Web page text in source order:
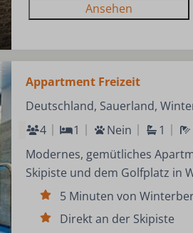
Ansehen
Appartment Freizeit
Deutschland, Sauerland,
4
1 Nein 1
Modernes, gemütliches
Skipiste und dem Golfplatz in
5 Minuten von
Direkt an der Skipiste